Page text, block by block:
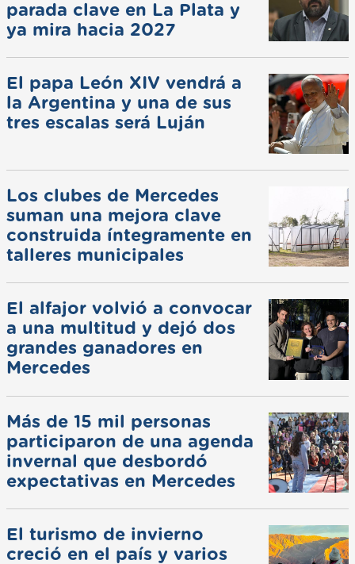
parada clave en La Plata y
ya mira hacia 2027
El papa León XIV vendrá a
la Argentina y una de sus
tres escalas será Luján
Los clubes de Mercedes
suman una mejora clave
construida íntegramente en
talleres municipales
El alfajor volvió a convocar
a una multitud y dejó dos
grandes ganadores en
Mercedes
Más de 15 mil personas
participaron de una agenda
invernal que desbordó
expectativas en Mercedes
El turismo de invierno
creció en el país y varios